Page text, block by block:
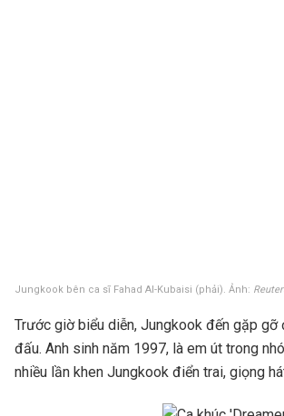
Jungkook bên ca sĩ Fahad Al-Kubaisi (phải). Ảnh:
Trước giờ biểu diễn, Jungkook đến gặp
đấu. Anh sinh năm 1997, là em út trong
nhiều lần khen Jungkook điển trai, giọng